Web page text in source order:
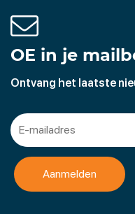
OE in je
Ontvang het laatste